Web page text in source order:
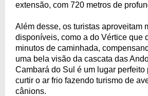
extensão, com 720 metros de
Além desse, os turistas aproveitam
disponíveis, como a do Vértice que
minutos de caminhada,
uma bela visão da cascata das
Cambará do Sul é um lugar perfeito
curtir o ar frio fazendo turismo de
cânions.